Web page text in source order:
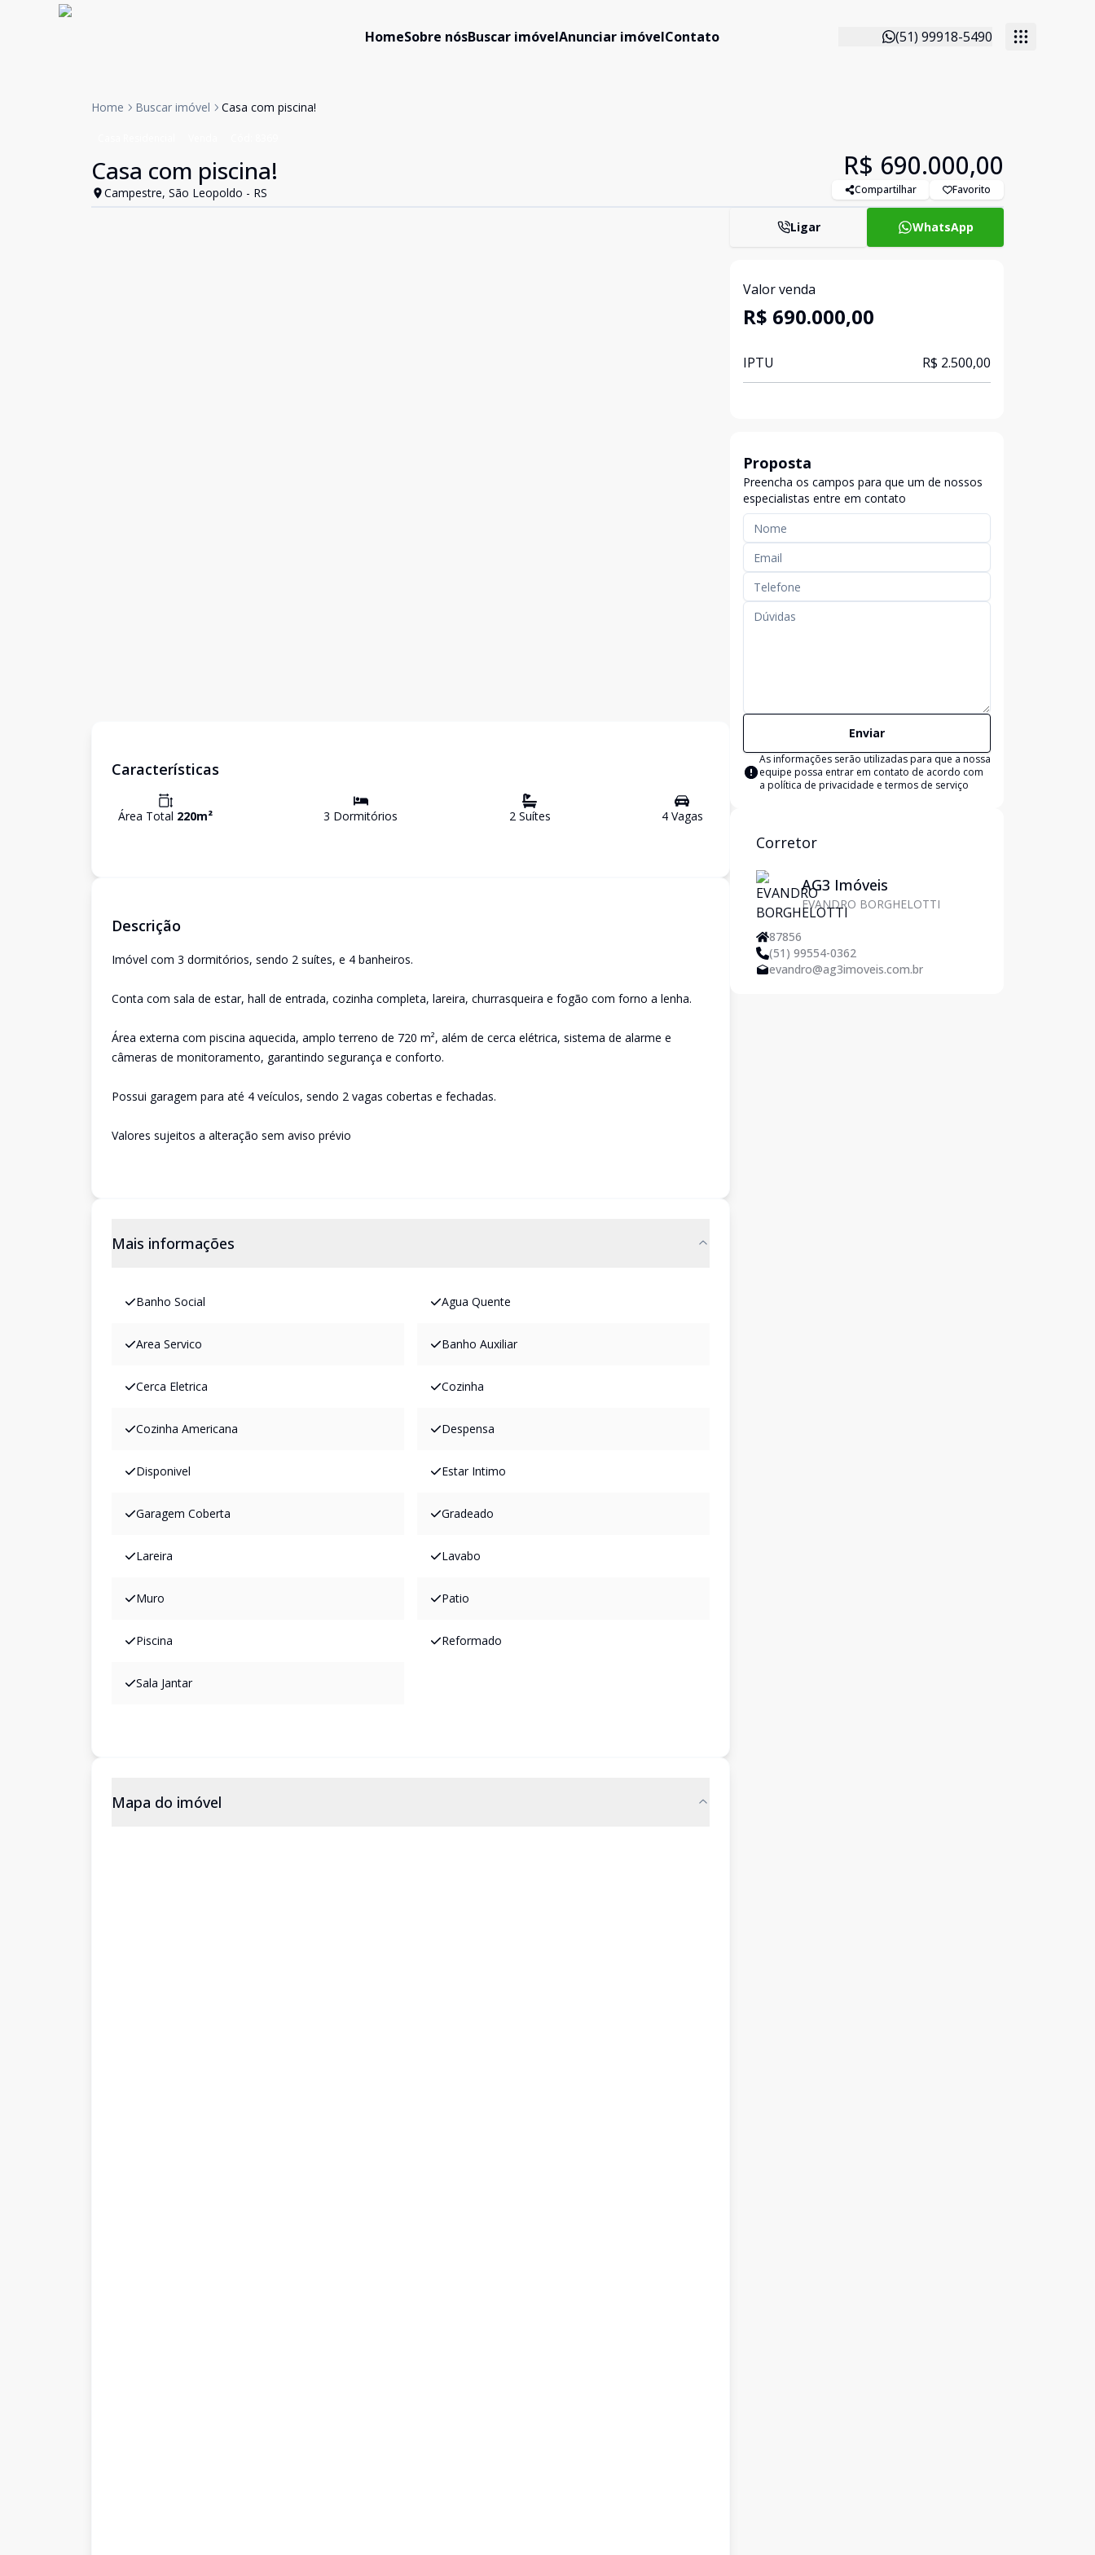
HomeSobre nósBuscar imóvelAnunciar imóvelContato (51) 99918-5490
Home Buscar imóvel Casa com piscina!
Casa com piscina!
Campestre, São Leopoldo - RS
R$ 690.000,00
Compartilhar Favorito
Características
Área Total 220m² 3 Dormitórios 2Suítes 4Vagas
Descrição
Imóvel com 3 dormitórios, sendo 2 suítes, e 4 banheiros.
Conta com sala de estar, hall de entrada, cozinha completa, lareira, churrasqueira e fogão com forno a lenha.
Área externa com piscina aquecida, amplo terreno de 720 m², além de cerca elétrica, sistema de alarme e
câmeras de monitoramento, garantindo segurança e conforto.
Possui garagem para até 4 veículos, sendo 2 vagas cobertas e fechadas.
Valores sujeitos a alteração sem aviso prévio
Mais informações
Banho Social Agua Quente
Area Servico Banho Auxiliar
Cerca Eletrica Cozinha
Cozinha Americana Despensa
Disponivel Estar Intimo
Garagem Coberta Gradeado
Lareira Lavabo
Muro Patio
Piscina Reformado
Sala Jantar
Mapa do imóvel
Ligar WhatsApp
Valor venda
R$ 690.000,00
IPTU R$ 2.500,00
Proposta
Preencha os campos para que um de nossos
especialistas entre em contato
Enviar
As informações serão utilizadas para que a nossa
equipe possa entrar em contato de acordo com
a política de privacidade e termos de serviço
Corretor
AG3 Imóveis
EVANDRO BORGHELOTTI
87856
(51) 99554-0362
evandro@ag3imoveis.com.br